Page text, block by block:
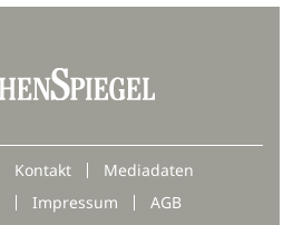
Kontakt
Mediadaten
Impressum
AGB